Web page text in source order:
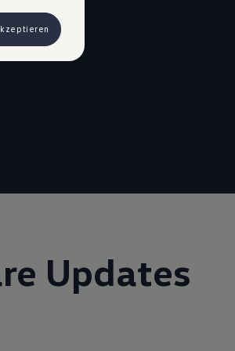
Updates
können